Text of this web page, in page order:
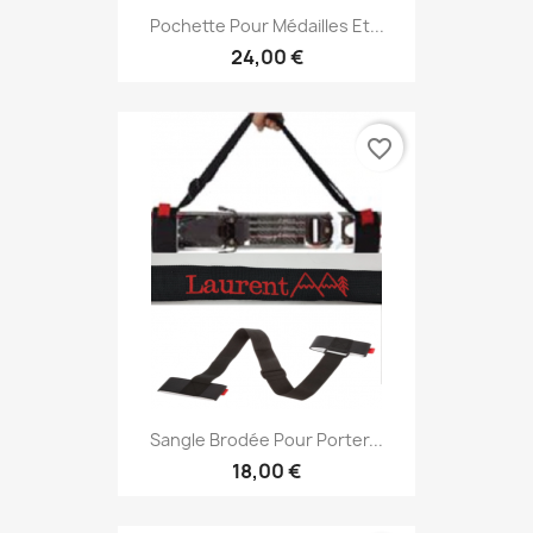
Pochette Pour Médailles Et...
24,00 €
Sangle Brodée Pour Porter...
18,00 €
favorite_border